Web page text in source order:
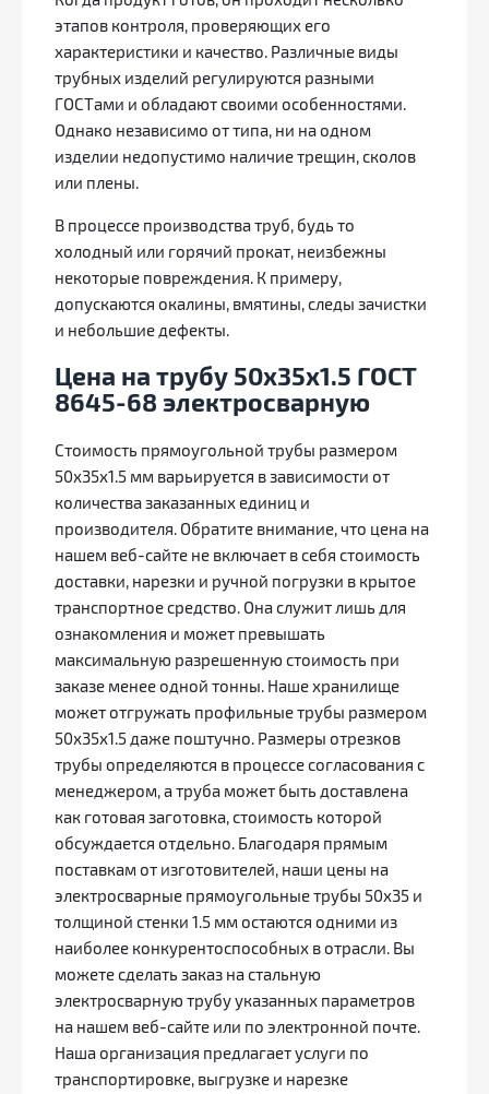
этапов контроля, проверяющих его
характеристики и качество. Различные виды
трубных изделий регулируются разными
ГОСТами и обладают своими особенностями.
Однако независимо от типа, ни на одном
изделии недопустимо наличие трещин, сколов
или плены.
В процессе производства труб, будь то
холодный или горячий прокат, неизбежны
некоторые повреждения. К примеру,
допускаются окалины, вмятины, следы зачистки
и небольшие дефекты.
Цена на трубу 50х35х1.5 ГОСТ
8645-68 электросварную
Стоимость прямоугольной трубы размером
50х35х1.5 мм варьируется в зависимости от
количества заказанных единиц и
производителя. Обратите внимание, что цена на
нашем веб-сайте не включает в себя стоимость
доставки, нарезки и ручной погрузки в крытое
транспортное средство. Она служит лишь для
ознакомления и может превышать
максимальную разрешенную стоимость при
заказе менее одной тонны. Наше хранилище
может отгружать профильные трубы размером
50х35х1.5 даже поштучно. Размеры отрезков
трубы определяются в процессе согласования с
менеджером, а труба может быть доставлена
как готовая заготовка, стоимость которой
обсуждается отдельно. Благодаря прямым
поставкам от изготовителей, наши цены на
электросварные прямоугольные трубы 50х35 и
толщиной стенки 1.5 мм остаются одними из
наиболее конкурентоспособных в отрасли. Вы
можете сделать заказ на стальную
электросварную трубу указанных параметров
на нашем веб-сайте или по электронной почте.
Наша организация предлагает услуги по
транспортировке, выгрузке и нарезке